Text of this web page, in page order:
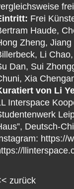
Frei
Haude,
Zheng,
Li
Dan, Sui
Xia
von Li
Interspace
Deutsch-
https://
zurück